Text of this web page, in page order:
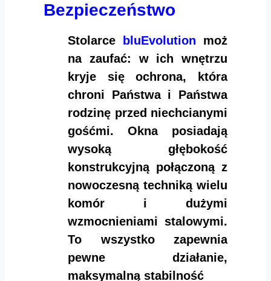
Bezpieczeństwo
Stolarce bluEvolution moż
na zaufać: w ich wnętrzu
kryje się ochrona, która
chroni Państwa i Państwa
rodzinę przed niechcianymi
gośćmi. Okna posiadają
wysoką głębokość
konstrukcyjną połączoną z
nowoczesną techniką wielu
komór i dużymi
wzmocnieniami stalowymi.
To wszystko zapewnia
pewne działanie,
maksymalną stabilność